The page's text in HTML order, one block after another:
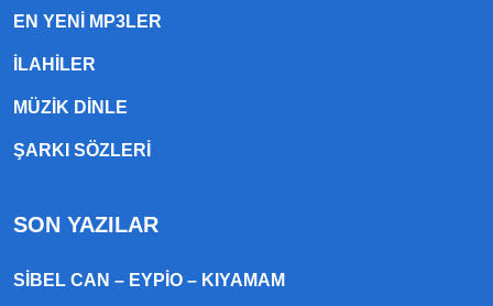
EN YENI MP3LER
ILAHILER
MÜZIK DINLE
ŞARKI SÖZLERI
SON YAZILAR
SIBEL CAN – EYPIO – KIYAMAM